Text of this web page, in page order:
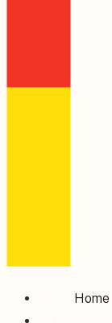
Home